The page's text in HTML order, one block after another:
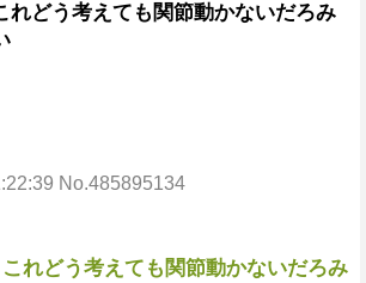
れどう考えても関節動かないだろみ
No.485895134
れどう考えても関節動かないだろみ